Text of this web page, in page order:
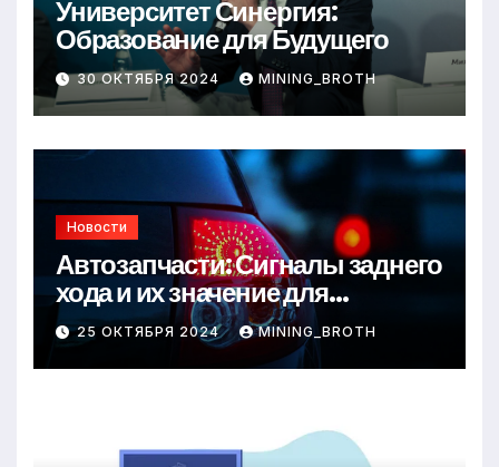
Университет Синергия:
Образование для Будущего
30 ОКТЯБРЯ 2024 MINING_BROTH
Новости
Автозапчасти: Сигналы заднего
хода и их значение для
безопасности на дороге
25 ОКТЯБРЯ 2024 MINING_BROTH